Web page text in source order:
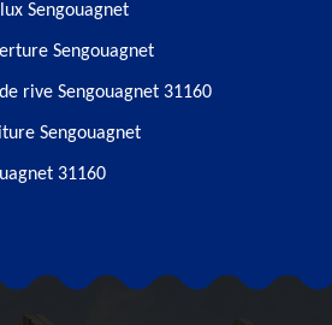
Sengouagnet
Sengouagnet
rive Sengouagnet 31160
Sengouagnet
31160